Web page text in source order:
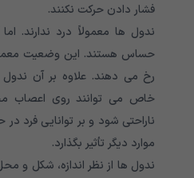
فشار دادن حرکت نکنند.
ندول ها معمولاً درد ندارند.
حساس هستند. این وضعیت
رخ می دهند. علاوه بر آن ندول
خاص می توانند روی اعصاب
ناراحتی شود و بر توانایی فرد
موارد دیگر تأثیر بگذارد.
ندول ها از نظر اندازه، شکل و